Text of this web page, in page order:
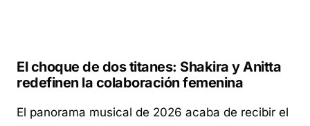
El choque de dos titanes: Shakira y Anitta
redefinen la colaboración femenina
El panorama musical de 2026 acaba de recibir el